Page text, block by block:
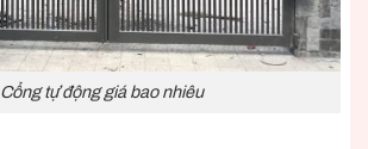
Cổng tự động giá bao nhiêu